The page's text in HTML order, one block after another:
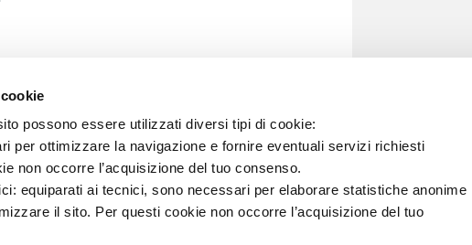
possono essere utilizzati diversi tipi di cookie:
per ottimizzare la navigazione e fornire eventuali servizi richiesti
non occorre l’acquisizione del tuo consenso.
equiparati ai tecnici, sono necessari per elaborare statistiche anonime
il sito. Per questi cookie non occorre l’acquisizione del tuo
E REG. IMPR. BO 00286900378 R.E.A. BO 5545